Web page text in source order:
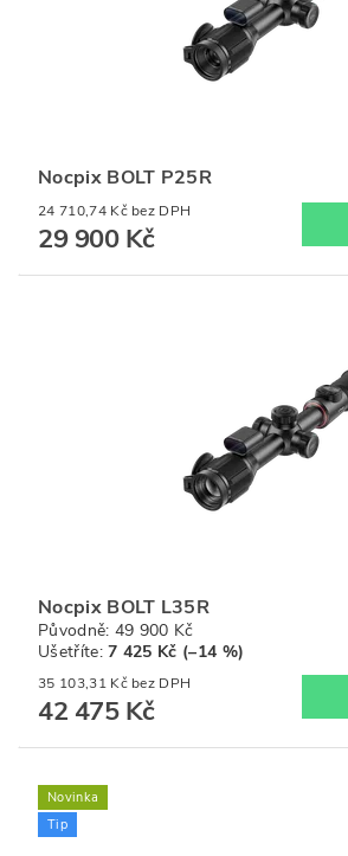
Nocpix BOLT P25R
24 710,74 Kč bez DPH
29 900 Kč
Nocpix BOLT L35R
Původně: 49 900 Kč
Ušetříte:7 425 Kč (–14 %)
35 103,31 Kč bez DPH
42 475 Kč
Novinka
Tip